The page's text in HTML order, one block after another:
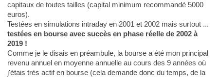
capitaux de toutes tailles (capital minimum recommandé 5000
euros).
Testées en simulations intraday en 2001 et 2002 mais surtout ...
testées en bourse avec succès en phase réelle de 2002 à
2019 !
Comme je le disais en préambule, la bourse a été mon principal
revenu annuel en moyenne annuelle au cours des 9 années où
j'étais très actif en bourse (cela demande donc du temps, de la